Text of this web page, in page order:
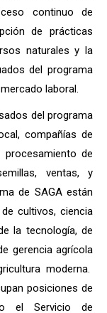
continuo de
de prácticas
naturales y la
del programa
laboral.
del programa
compañías de
procesamiento de
ventas, y
de SAGA están
cultivos, ciencia
la tecnología, de
gerencia agrícola
moderna.
posiciones de
el Servicio de